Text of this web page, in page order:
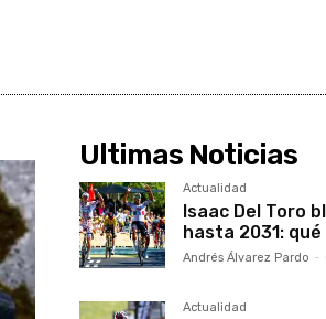
Ultimas Noticias
Actualidad
Isaac Del Toro
hasta 2031: qué
Andrés Álvarez Pardo -
Actualidad